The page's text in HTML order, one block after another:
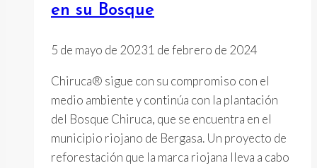
aventura
en
en su Bosque
5 de mayo de 20231 de febrero de 2024
Chiruca® sigue con su compromiso con el
medio ambiente y continúa con la plantación
del Bosque Chiruca, que se encuentra en el
municipio riojano de Bergasa. Un proyecto de
reforestación que la marca riojana lleva a cabo